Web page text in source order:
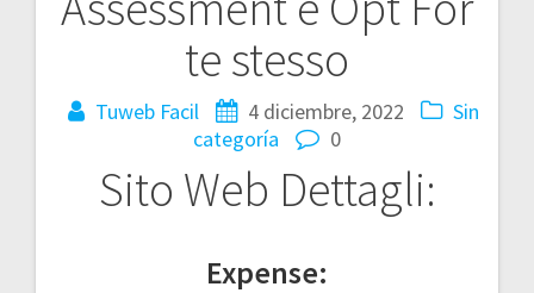
te stesso
Tuweb Facil 4 diciembre, 2022
Sin
categoría
0
Sito Web Dettagli:
Expense: